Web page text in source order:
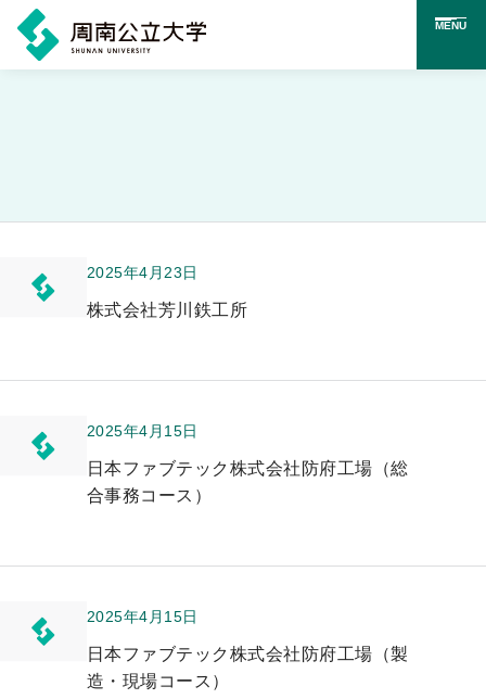
ン
MENU
2025年4月23日
株式会社芳川鉄工所
2025年4月15日
日本ファブテック株式会社防府工場（総
合事務コース）
2025年4月15日
日本ファブテック株式会社防府工場（製
造・現場コース）